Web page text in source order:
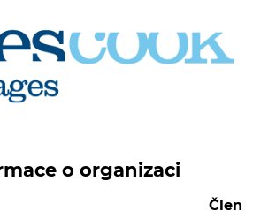
o organizaci
Člen